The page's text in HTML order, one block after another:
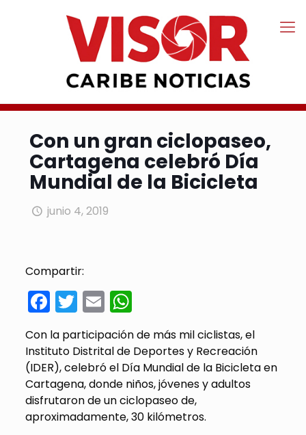
Con un gran ciclopaseo,
Cartagena celebró Día
Mundial de la Bicicleta
junio 4, 2019
Compartir:
Facebook
Twitter
EmailWhatsApp
Con la participación de más mil ciclistas, el
Instituto Distrital de Deportes y Recreación
(IDER), celebró el Día Mundial de la Bicicleta en
Cartagena, donde niños, jóvenes y adultos
disfrutaron de un ciclopaseo de,
aproximadamente, 30 kilómetros.